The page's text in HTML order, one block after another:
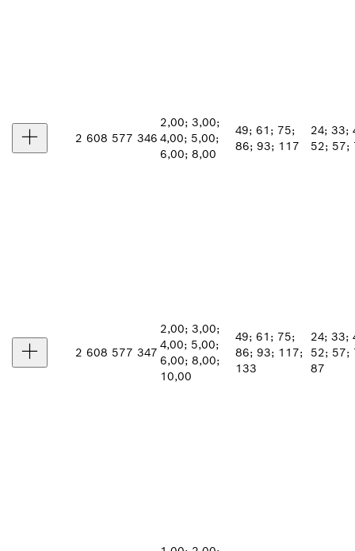
2 608 577 346
2,00; 3,00;
4,00; 5,00;
6,00; 8,00
49; 61; 75;
86; 93; 117
24; 33;
52; 57;
2 608 577 347
2,00; 3,00;
4,00; 5,00;
6,00; 8,00;
10,00
49; 61; 75;
86; 93; 117;
133
24; 33;
52; 57;
87